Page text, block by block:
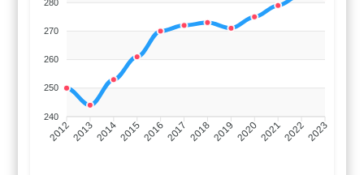
280
270
260
250
240
201220132014201520162017 20182019 2020202120222023